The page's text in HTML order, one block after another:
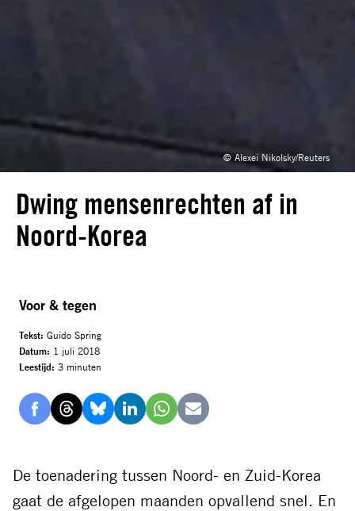
© Alexei Nikolsky/Reuters
Voor & tegen
Tekst: Guido Spring
Datum: 1 juli 2018
Leestijd: 3 minuten
Delen
Facebook
Delen
Threads
Delen
Bluesky
Delen
LinkedIn
Delen
Whatsapp
Delen
mail
Dwing mensenrechten af in
Noord-Korea
De toenadering tussen Noord- en Zuid-Korea
gaat de afgelopen maanden opvallend snel. En